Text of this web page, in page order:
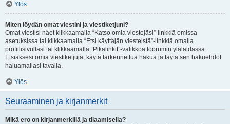
Ylös
Miten löydän omat viestini ja viestiketjuni?
Omat viestisi näet klikkaamalla “Katso omia viestejäsi”-linkkiä omissa
asetuksissa tai klikkaamalla “Etsi käyttäjän viesteistä”-linkkiä omalla
profiilisivullasi tai klikkaamalla “Pikalinkit”-valikkoa foorumin ylälaidassa.
Etsiäksesi omia viestiketjuja, käytä tarkennettua hakua ja täytä sen hakuehdot
haluamallasi tavalla.
Ylös
Seuraaminen ja kirjanmerkit
Mikä ero on kirjanmerkillä ja tilaamisella?